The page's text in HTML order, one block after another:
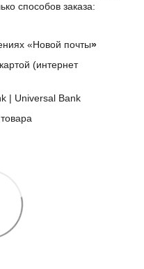
способов заказа:
«Новой почты»
(интернет
| Universal Bank